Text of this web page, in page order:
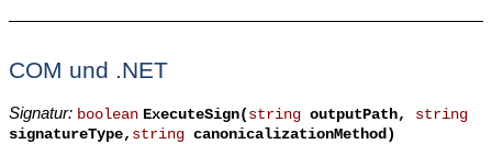
COM und .NET
Signatur: boolean ExecuteSign( stringoutputPath, string
signatureType, stringcanonicalizationMethod)